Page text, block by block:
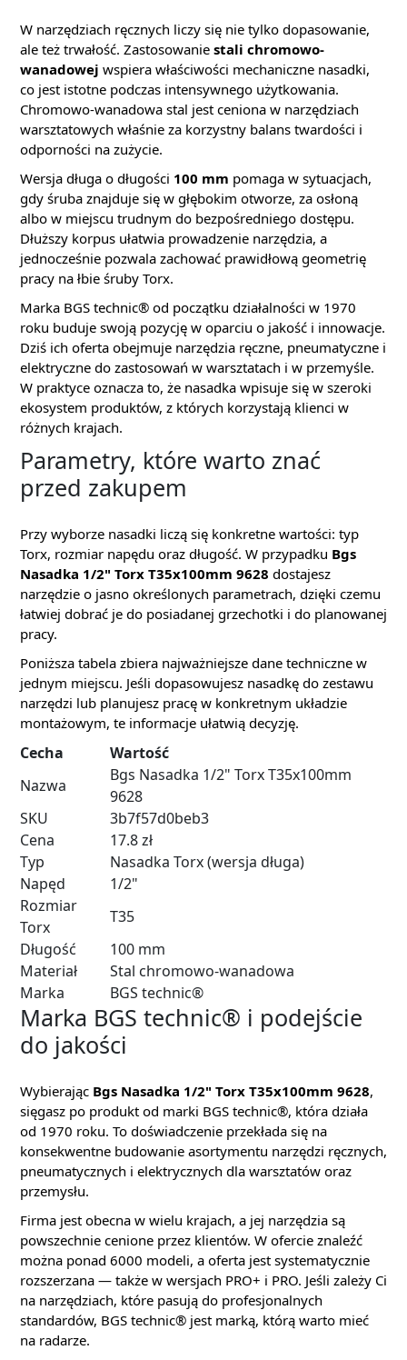
W narzędziach ręcznych liczy się nie tylko dopasowanie,
ale też trwałość. Zastosowanie stali chromowo-
wanadowej wspiera właściwości mechaniczne nasadki,
co jest istotne podczas intensywnego użytkowania.
Chromowo-wanadowa stal jest ceniona w narzędziach
warsztatowych właśnie za korzystny balans twardości i
odporności na zużycie.
Wersja długa o długości 100 mm pomaga w sytuacjach,
gdy śruba znajduje się w głębokim otworze, za osłoną
albo w miejscu trudnym do bezpośredniego dostępu.
Dłuższy korpus ułatwia prowadzenie narzędzia, a
jednocześnie pozwala zachować prawidłową geometrię
pracy na łbie śruby Torx.
Marka BGS technic® od początku działalności w 1970
roku buduje swoją pozycję w oparciu o jakość i innowacje.
Dziś ich oferta obejmuje narzędzia ręczne, pneumatyczne i
elektryczne do zastosowań w warsztatach i w przemyśle.
W praktyce oznacza to, że nasadka wpisuje się w szeroki
ekosystem produktów, z których korzystają klienci w
różnych krajach.
Parametry, które warto znać
przed zakupem
Przy wyborze nasadki liczą się konkretne wartości: typ
Torx, rozmiar napędu oraz długość. W przypadku Bgs
Nasadka 1/2" Torx T35x100mm 9628 dostajesz
narzędzie o jasno określonych parametrach, dzięki czemu
łatwiej dobrać je do posiadanej grzechotki i do planowanej
pracy.
Poniższa tabela zbiera najważniejsze dane techniczne w
jednym miejscu. Jeśli dopasowujesz nasadkę do zestawu
narzędzi lub planujesz pracę w konkretnym układzie
montażowym, te informacje ułatwią decyzję.
Cecha
Wartość
Nazwa
Bgs Nasadka 1/2" Torx T35x100mm
9628
SKU
3b7f57d0beb3
Cena
17.8 zł
Typ
Nasadka Torx (wersja długa)
Napęd
1/2"
Rozmiar
Torx
T35
Długość
100 mm
Materiał
Stal chromowo-wanadowa
Marka
BGS technic®
Marka BGS technic® i podejście
do jakości
Wybierając Bgs Nasadka 1/2" Torx T35x100mm 9628,
sięgasz po produkt od marki BGS technic®, która działa
od 1970 roku. To doświadczenie przekłada się na
konsekwentne budowanie asortymentu narzędzi ręcznych,
pneumatycznych i elektrycznych dla warsztatów oraz
przemysłu.
Firma jest obecna w wielu krajach, a jej narzędzia są
powszechnie cenione przez klientów. W ofercie znaleźć
można ponad 6000 modeli, a oferta jest systematycznie
rozszerzana — także w wersjach PRO+ i PRO. Jeśli zależy Ci
na narzędziach, które pasują do profesjonalnych
standardów, BGS technic® jest marką, którą warto mieć
na radarze.